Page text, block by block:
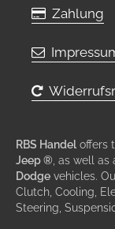
Zahlung
RBS Handel offers
Jeep ® , as well
Dodge vehicles.
Clutch, Cooling,
Steering,